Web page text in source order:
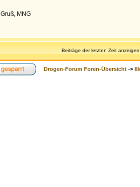
Gruß, MNG
Beiträge der letzten Zeit
Drogen-Forum Foren-Übersicht ->